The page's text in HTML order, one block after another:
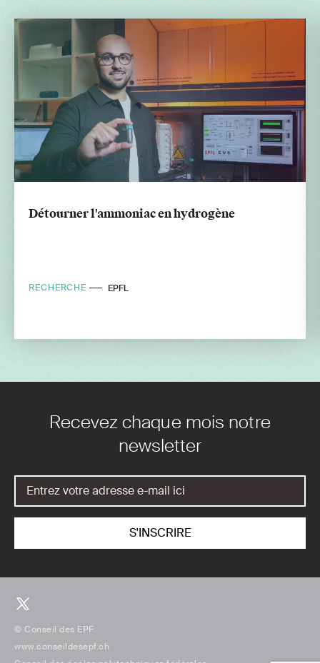
Détourner l'ammoniac en hydrogène
RECHERCHE EPFL
Recevez chaque mois notre
newsletter
© Conseil des EPF
www.conseildesepf.ch